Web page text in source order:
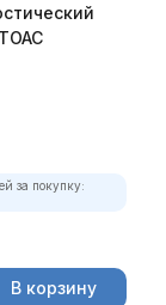
за покупку:
В корзину